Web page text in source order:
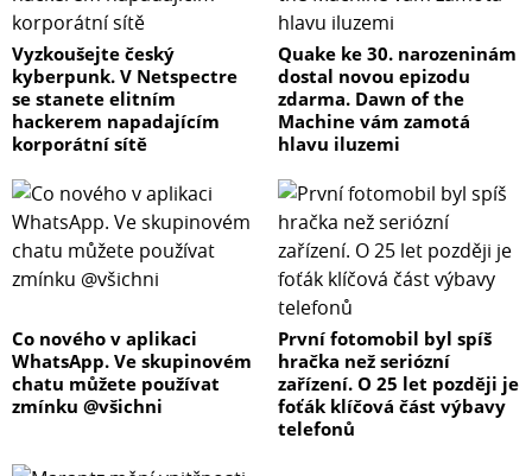
Vyzkoušejte český
kyberpunk. V Netspectre
se stanete elitním
hackerem napadajícím
korporátní sítě
Quake ke 30. narozeninám
dostal novou epizodu
zdarma. Dawn of the
Machine vám zamotá
hlavu iluzemi
Co nového v aplikaci
WhatsApp. Ve skupinovém
chatu můžete používat
zmínku @všichni
První fotomobil byl spíš
hračka než seriózní
zařízení. O 25 let později je
foťák klíčová část výbavy
telefonů